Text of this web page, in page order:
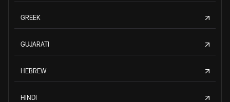
GREEK
GUJARATI
HEBREW
HINDI